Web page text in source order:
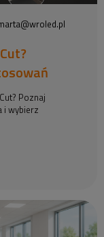
Poznaj
i wybierz